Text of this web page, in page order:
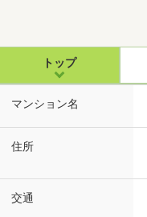
トップ
マンション名
住所
交通